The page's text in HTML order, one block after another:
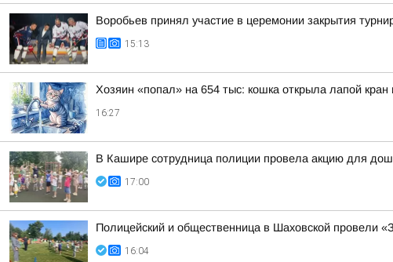
Воробьев принял участие в церемонии закрытия
15:13
Хозяин «попал» на 654 тыс: кошка открыла лапой кран
16:27
В Кашире сотрудница полиции провела акцию для
17:00
Полицейский и общественница в Шаховской провели
16:04